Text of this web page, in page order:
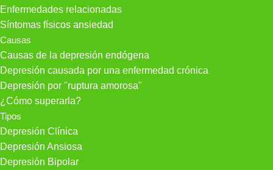
Enfermedades relacionadas
Síntomas físicos ansiedad
Causas
Causas de la depresión endógena
Depresión causada por una enfermedad crónica
Depresión por "ruptura amorosa"
¿Cómo superarla?
Tipos
Depresión Clínica
Depresión Ansiosa
Depresión Bipolar